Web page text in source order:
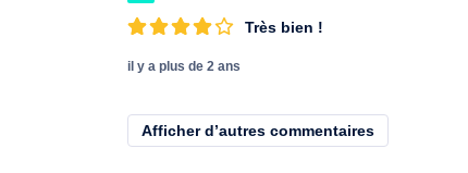
Très bien !
il y a plus de 2 ans
Afficher d’autres commentaires